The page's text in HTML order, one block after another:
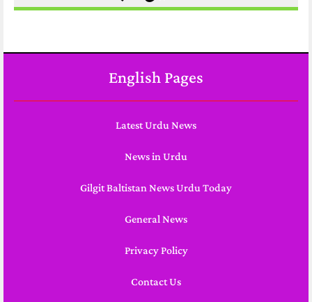
English Pages
Latest Urdu News
News in Urdu
Gilgit Baltistan News Urdu Today
General News
Privacy Policy
Contact Us